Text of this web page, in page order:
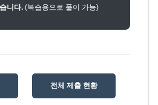
니다.(복습용으로 풀이 가능)
전체 제출 현황